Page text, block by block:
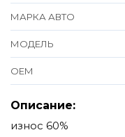
МАРКА АВТО
МОДЕЛЬ
ОЕМ
Описание:
износ 60%